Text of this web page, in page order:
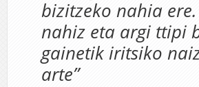
bizitzeko nahia
nahiz eta argi ttipi
gainetik iritsiko
arte”